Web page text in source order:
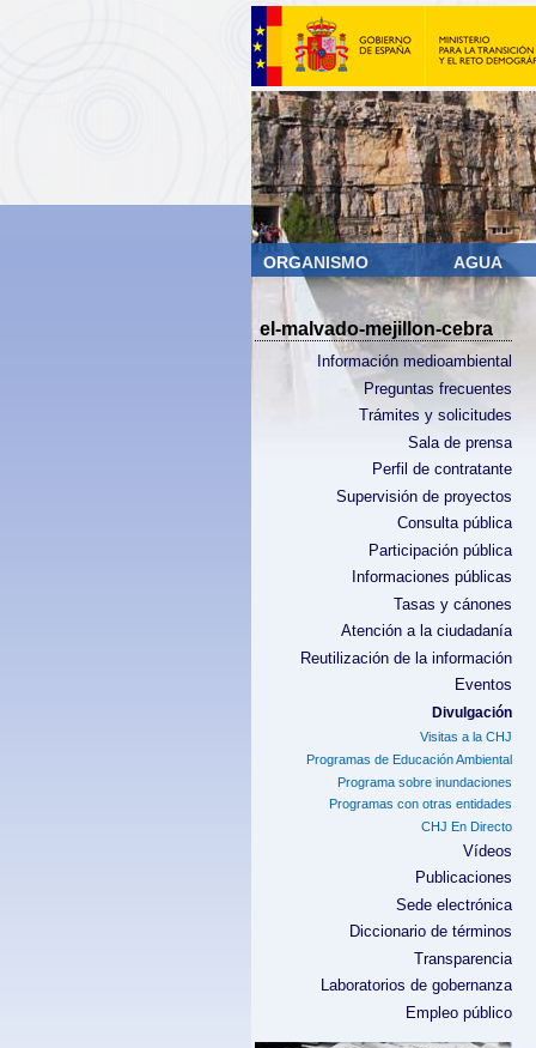
ORGANISMO AGUA
el-malvado-mejillon-cebra
Información medioambiental
Preguntas frecuentes
Trámites y solicitudes
Sala de prensa
Perfil de contratante
Supervisión de proyectos
Consulta pública
Participación pública
Informaciones públicas
Tasas y cánones
Atención a la ciudadanía
Reutilización de la información
Eventos
Divulgación
Visitas a la CHJ
Programas de Educación Ambiental
Programa sobre inundaciones
Programas con otras entidades
CHJ En Directo
Vídeos
Publicaciones
Sede electrónica
Diccionario de términos
Transparencia
Laboratorios de gobernanza
Empleo público